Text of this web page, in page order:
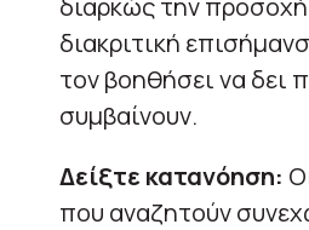
διακριτική
τον βοηθήσει να δει
συμβαίνουν.
Δείξτε κατανόηση:
που αναζητούν